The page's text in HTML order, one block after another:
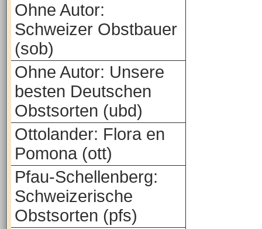
Ohne Autor:
Schweizer Obstbauer
(sob)
Ohne Autor: Unsere
besten Deutschen
Obstsorten (ubd)
Ottolander: Flora en
Pomona (ott)
Pfau-Schellenberg:
Schweizerische
Obstsorten (pfs)